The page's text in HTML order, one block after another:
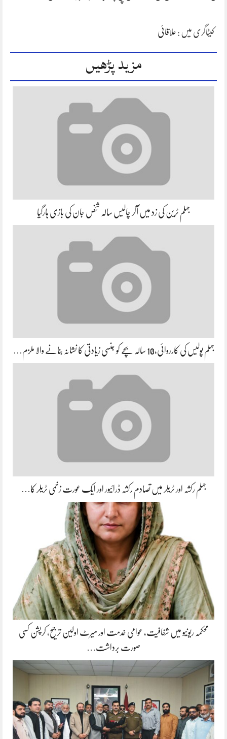
کیٹاگری میں : علاقائی
مزید پڑھیں
جہلم ٹرین کی زد میں آکر چالیس سالہ شخص جان کی بازی ہارگیا
جہلم پولیس کی کارروائی،10 سالہ بچے کو جنسی زیادتی کا نشانہ بنانے والا ملزم…
جہلم رکشہ اور ٹریلر میں تصادم رکشہ ڈرائیور اور ایک عورت زخمی ٹریلر کا…
محکمہ ریونیو میں شفافیت، عوامی خدمت اور میرٹ اولین ترجیح، کرپشن کسی
صورت برداشت…